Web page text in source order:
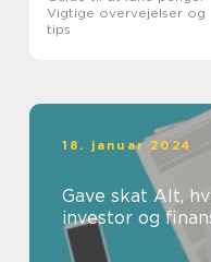
Vigtige overvejelser og
tips
18. januar 2024
Gave skat Alt, hvad du bør vide som
investor og